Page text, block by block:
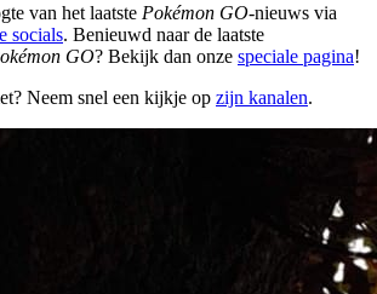
van het laatste Pokémon GO-nieuws via
socials. Benieuwd naar de laatste
GO? Bekijk dan onze speciale pagina!
Neem snel een kijkje op zijn kanalen.